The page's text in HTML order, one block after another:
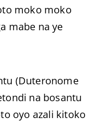
moko moko
mabe na ye
(Duteronome
na bosantu
oyo azali kitoko